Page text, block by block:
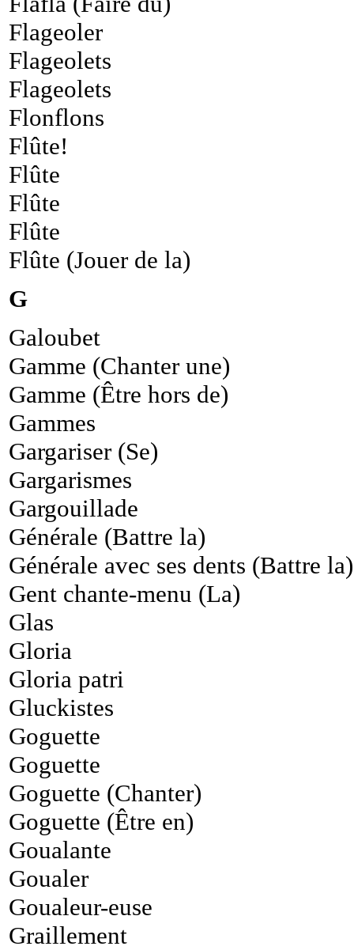
Flageoler
Flageolets
Flageolets
Flonflons
Flûte!
Flûte
Flûte
Flûte
Flûte (Jouer de la)
G
Galoubet
Gamme (Chanter une)
Gamme (Être hors de)
Gammes
Gargariser (Se)
Gargarismes
Gargouillade
Générale (Battre la)
Générale avec ses dents (Battre la)
Gent chante-menu (La)
Glas
Gloria
Gloria patri
Gluckistes
Goguette
Goguette
Goguette (Chanter)
Goguette (Être en)
Goualante
Goualer
Goualeur-euse
Graillement